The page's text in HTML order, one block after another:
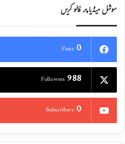
سوشل میڈیا پر فالو کریں
0
Fans
988
Followers
0
Subscribers